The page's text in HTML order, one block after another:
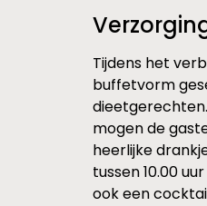
Tijdens het
buffetvorm
dieetgerechten.
mogen de
heerlijke
tussen 10.00
ook een